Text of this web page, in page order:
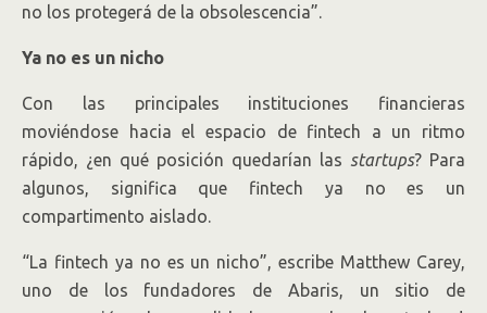
no los protegerá de la obsolescencia”.
Ya no es un nicho
Con las principales instituciones financieras
moviéndose hacia el espacio de fintech a un ritmo
rápido, ¿en qué posición quedarían las startups? Para
algunos, significa que fintech ya no es un
compartimento aislado.
“La fintech ya no es un nicho”, escribe Matthew Carey,
uno de los fundadores de Abaris, un sitio de